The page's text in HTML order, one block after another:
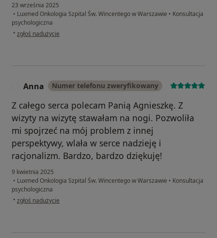
23 września 2025
• Luxmed Onkologia Szpital Św. Wincentego w Warszawie • Konsultacja
psychologiczna
• w opinii użytkownika Bartosz
zgłoś nadużycie
Anna Numer telefonu zweryfikowany
Z całego serca polecam Panią Agnieszkę. Z
wizyty na wizytę stawałam na nogi. Pozwoliła
mi spojrzeć na mój problem z innej
perspektywy, wlała w serce nadzieję i
racjonalizm. Bardzo, bardzo dziękuję!
9 kwietnia 2025
• Luxmed Onkologia Szpital Św. Wincentego w Warszawie • Konsultacja
psychologiczna
• w opinii użytkownika Anna
zgłoś nadużycie